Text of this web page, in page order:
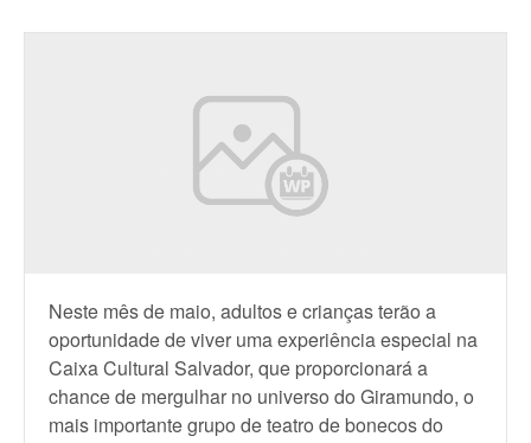
Neste mês de maio, adultos e crianças terão a
oportunidade de viver uma experiência especial na
Caixa Cultural Salvador, que proporcionará a
chance de mergulhar no universo do Giramundo, o
mais importante grupo de teatro de bonecos do